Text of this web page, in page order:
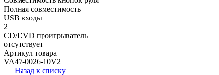
Полная совместимость
USB входы
2
CD/DVD проигрыватель
отсутствует
Артикул товара
VA47-0026-10V2
Назад к списку